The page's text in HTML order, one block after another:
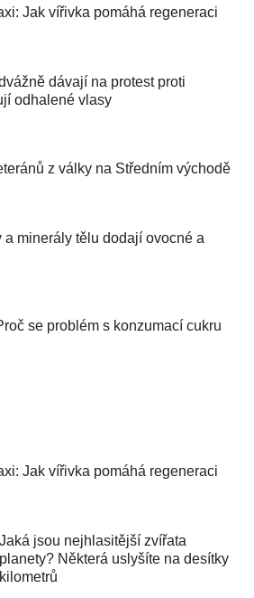
Jak vířivka pomáhá regeneraci
dávají na protest proti
odhalené vlasy
z války na Středním východě
a minerály tělu dodají ovocné a
se problém s konzumací cukru
Jak vířivka pomáhá regeneraci
Jaká jsou nejhlasitější zvířata
planety? Některá uslyšíte na desítky
kilometrů